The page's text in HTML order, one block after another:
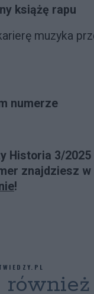
książę rapu
muzyka
numerze
Historia 3/
znajdziesz
!
również